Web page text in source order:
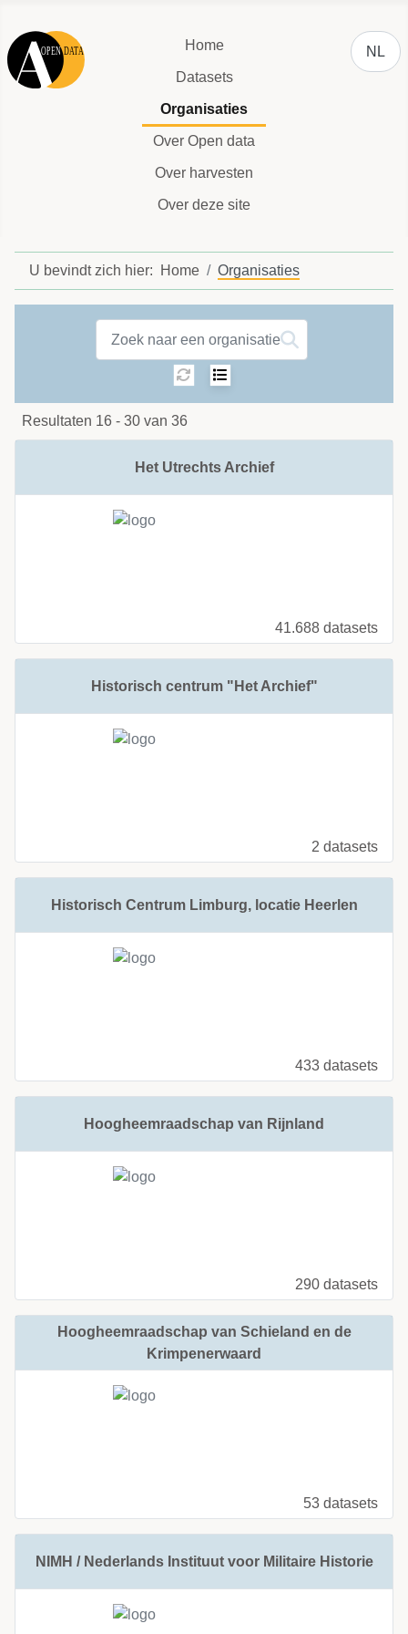
Home
Datasets
Organisaties
Over Open data
Over harvesten
Over deze site
NL
U bevindt zich hier: Home Organisaties
Organisations label
Sortering: Selecteer het aantal
Resultaten 16 - 30 van 36
Het Utrechts Archief
41.688 datasets
Historisch centrum "Het Archief"
2 datasets
Historisch Centrum Limburg, locatie Heerlen
433 datasets
Hoogheemraadschap van Rijnland
290 datasets
Hoogheemraadschap van Schieland en de
Krimpenerwaard
53 datasets
NIMH / Nederlands Instituut voor Militaire Historie